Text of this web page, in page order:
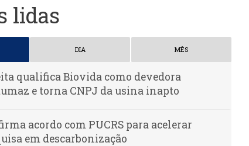
lidas
DIA MÊS
qualifica Biovida como devedora
e torna CNPJ da usina inapto
acordo com PUCRS para acelerar
em descarbonização